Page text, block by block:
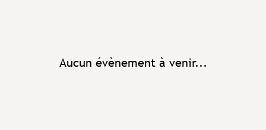
Aucun évènement à venir...